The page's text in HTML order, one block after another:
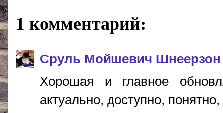
1 комментарий:
Сруль Мойшевич Шнеерзон
Хорошая и главное
актуально, доступно,